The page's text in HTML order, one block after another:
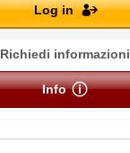
Log in
Richiedi informazioni
Info